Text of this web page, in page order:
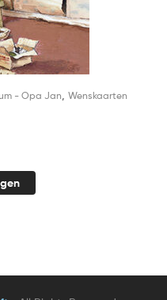
- Opa Jan Wenskaarten